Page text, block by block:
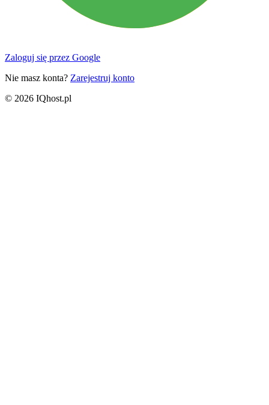
Zaloguj się przez Google
Nie masz konta? Zarejestruj konto
© 2026 IQhost.pl